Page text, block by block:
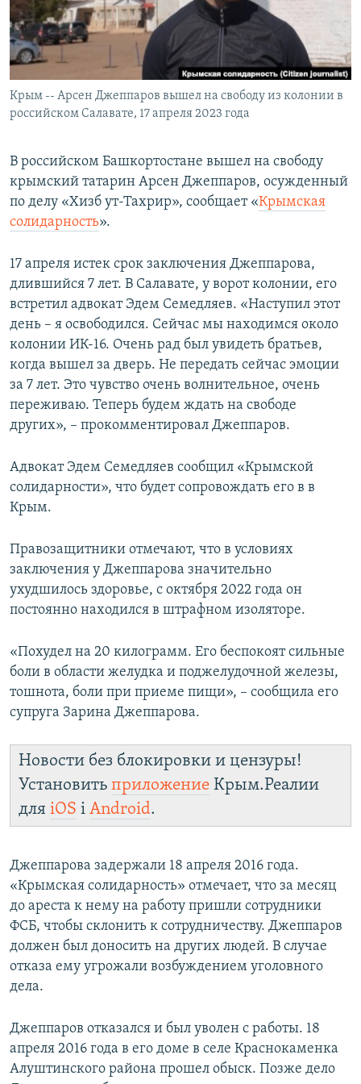
ПОБЕДИТЕЛЕЙ НЕ СУДЯТ?
КРЫМ.НЕПОКОРЕННЫЙ
УКРАИНСКАЯ ПРОБЛЕМА КРЫМА
ПРИСОЕДИНЯЙТЕСЬ!
Все сайты RFE/RL
Крым -- Арсен Джеппаров вышел на свободу из колонии в
российском Салавате, 17 апреля 2023 года
В российском Башкортостане вышел на свободу
крымский татарин Арсен Джеппаров, осужденный
по делу «Хизб ут-Тахрир», сообщает «Крымская
солидарность».
17 апреля истек срок заключения Джеппарова,
длившийся 7 лет. В Салавате, у ворот колонии, его
встретил адвокат Эдем Семедляев. «Наступил этот
день – я освободился. Сейчас мы находимся около
колонии ИК-16. Очень рад был увидеть братьев,
когда вышел за дверь. Не передать сейчас эмоции
за 7 лет. Это чувство очень волнительное, очень
переживаю. Теперь будем ждать на свободе
других», – прокомментировал Джеппаров.
Адвокат Эдем Семедляев сообщил «Крымской
солидарности», что будет сопровождать его в в
Крым.
Правозащитники отмечают, что в условиях
заключения у Джеппарова значительно
ухудшилось здоровье, с октября 2022 года он
постоянно находился в штрафном изоляторе.
«Похудел на 20 килограмм. Его беспокоят сильные
боли в области желудка и поджелудочной железы,
тошнота, боли при приеме пищи», – сообщила его
супруга Зарина Джеппарова.
Новости без блокировки и цензуры!
Установить приложение Крым.Реалии
для iOS і Android.
Джеппарова задержали 18 апреля 2016 года.
«Крымская солидарность» отмечает, что за месяц
до ареста к нему на работу пришли сотрудники
ФСБ, чтобы склонить к сотрудничеству. Джеппаров
должен был доносить на других людей. В случае
отказа ему угрожали возбуждением уголовного
дела.
Джеппаров отказался и был уволен с работы. 18
апреля 2016 года в его доме в селе Краснокаменка
Алуштинского района прошел обыск. Позже дело